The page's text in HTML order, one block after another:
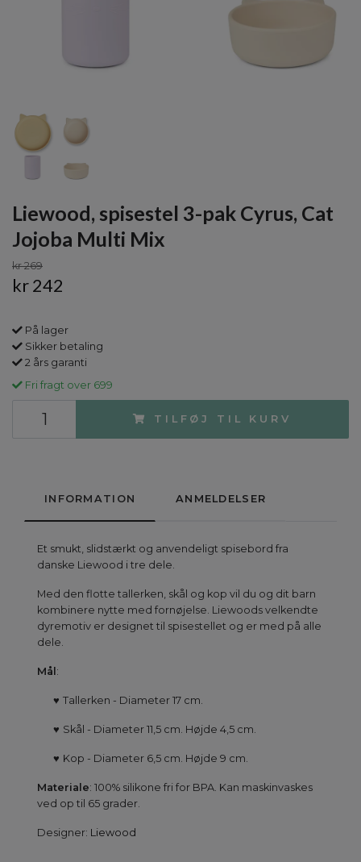
Liewood, spisestel 3-pak Cyrus, Cat
Jojoba Multi Mix
kr 269
kr 242
På lager
Sikker betaling
2 års garanti
Fri fragt over 699
TILFØJ TIL KURV
INFORMATION ANMELDELSER
Et smukt, slidstærkt og anvendeligt spisebord fra
danske Liewood i tre dele.
Med den flotte tallerken, skål og kop vil du og dit barn
kombinere nytte med fornøjelse. Liewoods velkendte
dyremotiv er designet til spisestellet og er med på alle
dele.
Mål :
♥ Tallerken - Diameter 17 cm.
♥ Skål - Diameter 11,5 cm. Højde 4,5 cm.
♥ Kop - Diameter 6,5 cm. Højde 9 cm.
Materiale: 100% silikone fri for BPA. Kan maskinvaskes
ved op til 65 grader.
Designer: Liewood